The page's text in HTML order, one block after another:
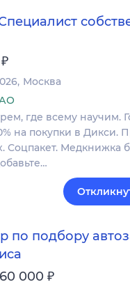
₽
Москва
где всему научим.
на покупки в Дикси.
Соцпакет. Медкнижка
по подбору
000 ₽